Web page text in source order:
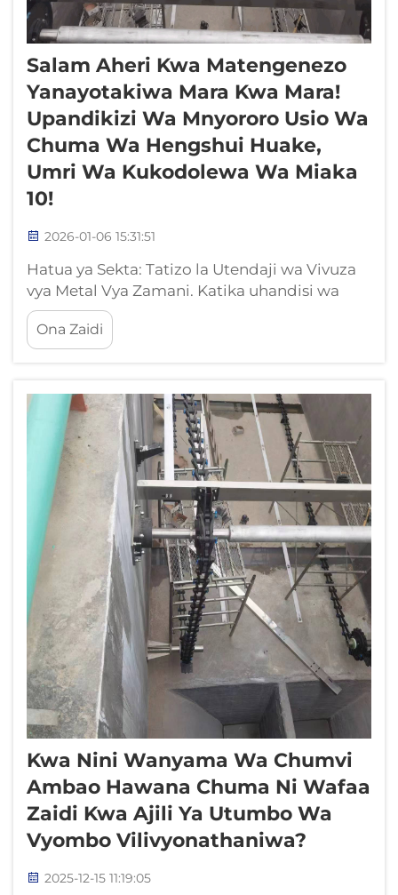
Salam Aheri Kwa Matengenezo
Yanayotakiwa Mara Kwa Mara!
Upandikizi Wa Mnyororo Usio Wa
Chuma Wa Hengshui Huake,
Umri Wa Kukodolewa Wa Miaka
10!
2026-01-06 15:31:51
Hatua ya Sekta: Tatizo la Utendaji wa Vivuza
vya Metal Vya Zamani. Katika uhandisi wa
utunzaji wa maji ya foseti, kama vifaa
muhimu, ustahimilivu wa utendaji wa vivuza
unawezesha moja kwa moja ufanisi wa
ugawaji. Vivuza vya zamani vya metal...
Ona Zaidi
Kwa Nini Wanyama Wa Chumvi
Ambao Hawana Chuma Ni Wafaa
Zaidi Kwa Ajili Ya Utumbo Wa
Vyombo Vilivyonathaniwa?
2025-12-15 11:19:05